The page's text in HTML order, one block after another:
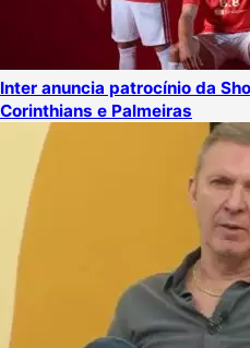
Inter anuncia patrocínio da
Corinthians e Palmeiras